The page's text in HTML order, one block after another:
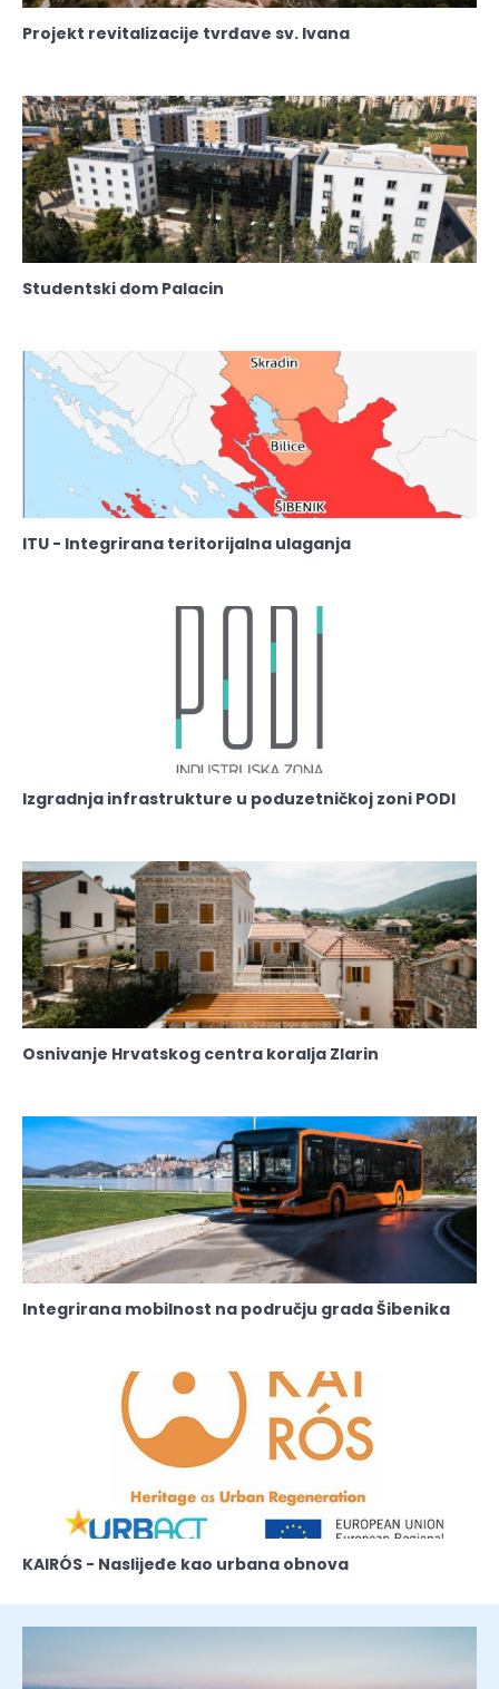
Projekt revitalizacije tvrđave sv. Ivana
Studentski dom Palacin
ITU - Integrirana teritorijalna ulaganja
Izgradnja infrastrukture u poduzetničkoj zoni PODI
Osnivanje Hrvatskog centra koralja Zlarin
Integrirana mobilnost na području grada Šibenika
KAIRÓS - Naslijeđe kao urbana obnova